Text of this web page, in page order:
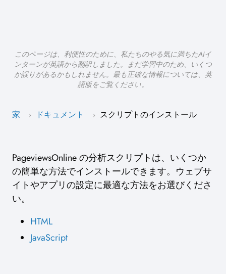
このページは、利便性のために、私たちのやる気に満ちたAIイ
ンターンが英語から翻訳しました。まだ学習中のため、いくつ
か誤りがあるかもしれません。最も正確な情報については、英
語版をご覧ください。
家 › ドキュメント › スクリプトのインストール
PageviewsOnline の分析スクリプトは、いくつか
の簡単な方法でインストールできます。ウェブサ
イトやアプリの設定に最適な方法をお選びくださ
い。
HTML
JavaScript